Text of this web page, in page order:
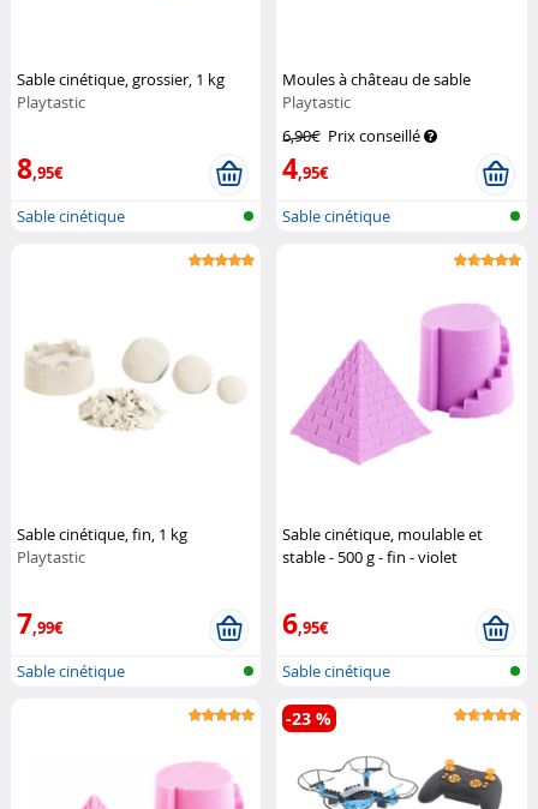
Sable cinétique, grossier, 1 kg
Playtastic
8,95€
Sable cinétique
Moules à château de sable
Playtastic
6,90€ Prix conseillé
4,95€
Sable cinétique
Sable cinétique, fin, 1 kg
Playtastic
7,99€
Sable cinétique
Sable cinétique, moulable et
stable - 500 g - fin - violet
6,95€
Sable cinétique
-23 %